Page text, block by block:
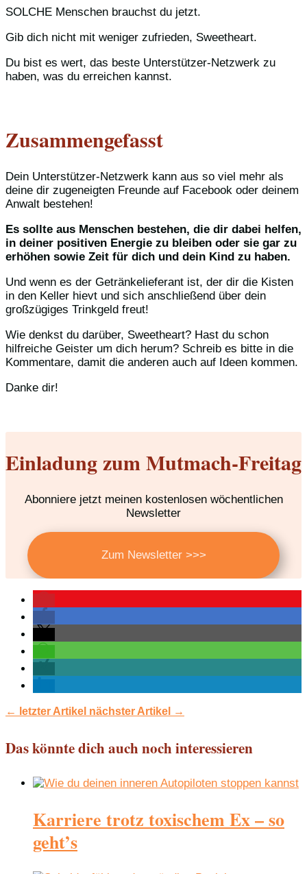
SOLCHE Menschen brauchst du jetzt.
Gib dich nicht mit weniger zufrieden, Sweetheart.
Du bist es wert, das beste Unterstützer-Netzwerk zu
haben, was du erreichen kannst.
Zusammengefasst
Dein Unterstützer-Netzwerk kann aus so viel mehr als
deine dir zugeneigten Freunde auf Facebook oder deinem
Anwalt bestehen!
Es sollte aus Menschen bestehen, die dir dabei helfen,
in deiner positiven Energie zu bleiben oder sie gar zu
erhöhen sowie Zeit für dich und dein Kind zu haben.
Und wenn es der Getränkelieferant ist, der dir die Kisten
in den Keller hievt und sich anschließend über dein
großzügiges Trinkgeld freut!
Wie denkst du darüber, Sweetheart? Hast du schon
hilfreiche Geister um dich herum? Schreib es bitte in die
Kommentare, damit die anderen auch auf Ideen kommen.
Danke dir!
Einladung zum Mutmach-Freitag
Abonniere jetzt meinen kostenlosen wöchentlichen
Newsletter
Zum Newsletter >>>
← letzter Artikel nächster Artikel →
Das könnte dich auch noch interessieren
Karriere trotz toxischem Ex – so
geht’s